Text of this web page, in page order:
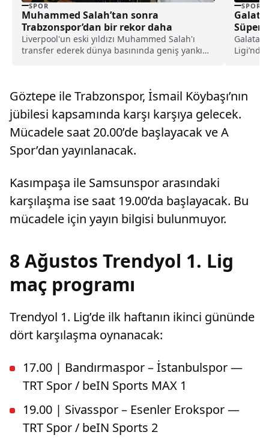
SPOR
Muhammed Salah’tan sonra
Trabzonspor’dan bir rekor daha
Liverpool'un eski yıldızı Muhammed Salah'ı
transfer ederek dünya basınında geniş yankı
açıkladı.
SPOR
Süper
Göztepe ile Trabzonspor, İsmail Köybaşı’nın
jübilesi kapsamında karşı karşıya gelecek.
Mücadele saat 20.00’de başlayacak ve A
Spor’dan yayınlanacak.
Kasımpaşa ile Samsunspor arasındaki
karşılaşma ise saat 19.00’da başlayacak. Bu
mücadele için yayın bilgisi bulunmuyor.
8 Ağustos Trendyol 1. Lig
maç programı
Trendyol 1. Lig’de ilk haftanın ikinci gününde
dört karşılaşma oynanacak:
17.00 | Bandırmaspor – İstanbulspor —
TRT Spor / beIN Sports MAX 1
19.00 | Sivasspor – Esenler Erokspor —
TRT Spor / beIN Sports 2